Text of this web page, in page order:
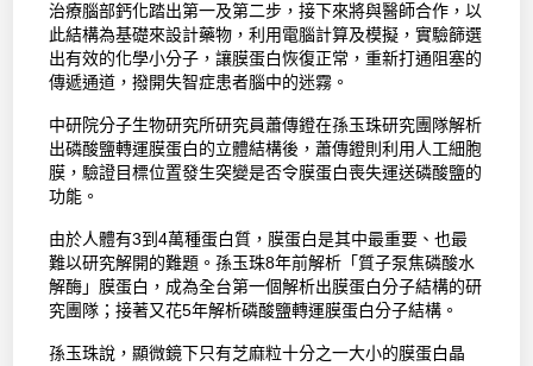
治療腦部鈣化踏出第一及第二步，接下來將與醫師合作，以
此結構為基礎來設計藥物，利用電腦計算及模擬，實驗篩選
出有效的化學小分子，讓膜蛋白恢復正常，重新打通阻塞的
傳遞通道，撥開失智症患者腦中的迷霧。
中研院分子生物研究所研究員蕭傳鐙在孫玉珠研究團隊解析
出磷酸鹽轉運膜蛋白的立體結構後，蕭傳鐙則利用人工細胞
膜，驗證目標位置發生突變是否令膜蛋白喪失運送磷酸鹽的
功能。
由於人體有3到4萬種蛋白質，膜蛋白是其中最重要、也最
難以研究解開的難題。孫玉珠8年前解析「質子泵焦磷酸水
解酶」膜蛋白，成為全台第一個解析出膜蛋白分子結構的研
究團隊；接著又花5年解析磷酸鹽轉運膜蛋白分子結構。
孫玉珠說，顯微鏡下只有芝麻粒十分之一大小的膜蛋白晶